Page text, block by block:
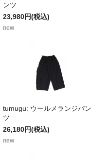
ンツ
23,980円(税込)
new
tumugu: ウールメランジパン
ツ
26,180円(税込)
new